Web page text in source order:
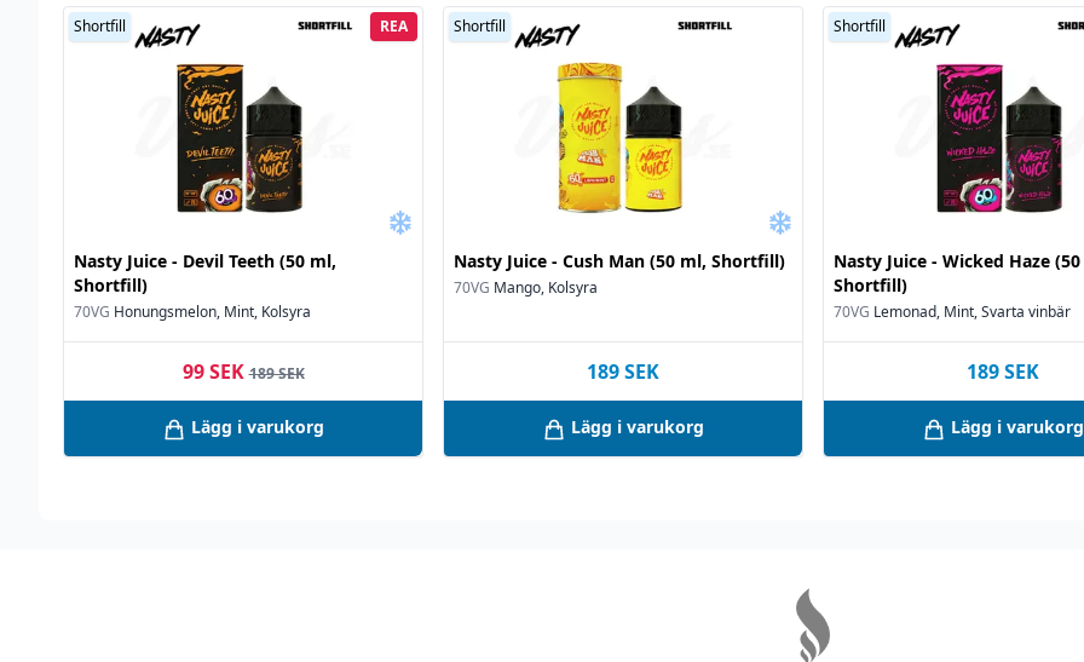
Nasty Juice - Devil Teeth (50 ml,
Shortfill)
70VG Honungsmelon, Mint, Kolsyra
Shortfill REA
99 SEK 189 SEK
Lägg i varukorg
Nasty Juice - Cush Man (50 ml, Shortfill)
70VG Mango, Kolsyra
Shortfill
189SEK
Lägg i varukorg
Nasty Juice - Wicked Haze
Shortfill)
70VG Lemonad, Mint, Svarta vinbär
Shortfill
189SEK
Lägg i varukorg